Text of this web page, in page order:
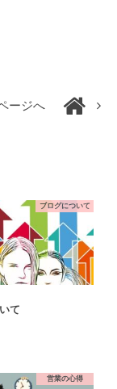
ージへ
ブログについて
て
営業の心得